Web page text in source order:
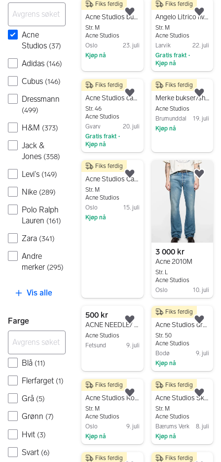
Acne
Studios (37)
Adidas (146)
Cubus (146)
Dressmann
(499)
H&M (373)
Jack &
Jones (358)
Levi's (149)
Nike (289)
Polo Ralph
Lauren (161)
Zara (341)
Andre
merker (295)
Vis alle
Farge
Blå (11)
Flerfarget (1)
Grå (5)
Grønn (7)
Hvit (3)
Svart (6)
1 200 kr
Acne Studios bukse M flared
Str. M
Acne Studios
Oslo
23. juli
Kjøp nå
Fiks ferdig
Legg til som favoritt.
Gå til annonsen
75 kr
Angelo Litrico hvite shorts
Str. M
Acne Studios
Larvik
22. juli
Gratis frakt •
Kjøp nå
Fiks ferdig
700 kr
Acne Studios cargobukse str 46 grønn
Str. 46
Acne Studios
Gvarv
20. juli
Gratis frakt •
Kjøp nå
Fiks ferdig
Legg til som favoritt.
2 500 kr
Merke bukser/shortser herre
Acne Studios
Brumunddal
19. juli
Kjøp nå
Fiks ferdig
1 000 kr
Acne Studios Cargo Shorts
Str. M
Acne Studios
Oslo
15. juli
Kjøp nå
Fiks ferdig
Legg til som favoritt.
3 000 kr
Acne 2010M
Str. L
Acne Studios
Oslo
10. juli
500 kr
ACNE NEEDLE/ WET CASH JEANS 30/32 Black
Acne Studios
Fetsund
9. juli
Legg til som favoritt.
2 000 kr
Acne Studios dressbukse i ull/mohair – str 50 (nypris 3.599 kr)
Str. 50
Acne Studios
Bodø
9. juli
Kjøp nå
Fiks ferdig
400 kr
Acne Studios Roc Jackson denimshorts (31)
Str. M
Acne Studios
Oslo
9. juli
Kjøp nå
Fiks ferdig
Legg til som favoritt.
3 495 kr
Acne Studios Skinnbukse
Str. M
Acne Studios
Bærums Verk
8. juli
Kjøp nå
Fiks ferdig
Fiks ferdig Fiks ferdig